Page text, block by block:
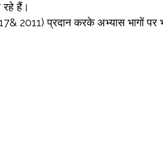
हैं।
2011) प्रदान करके अभ्यास भागों पर